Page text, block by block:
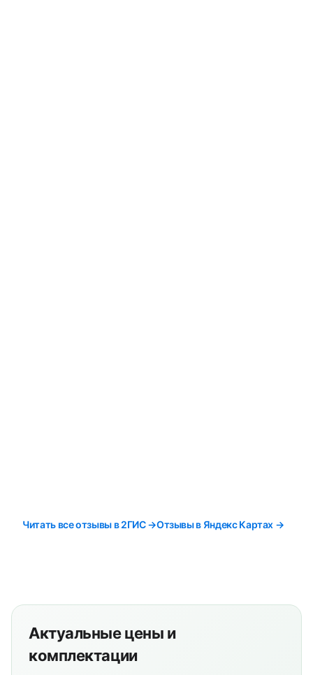
Читать все отзывы в 2ГИС →Отзывы в Яндекс Картах →
Актуальные цены и
комплектации